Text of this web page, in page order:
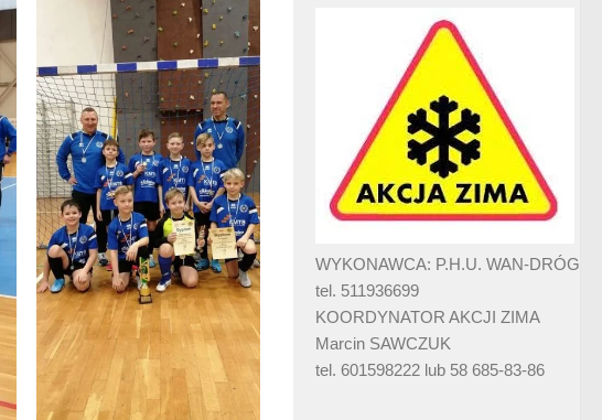
WYKONAWCA: P.H.U. WAN-DRÓG
tel. 511936699
KOORDYNATOR AKCJI ZIMA
Marcin SAWCZUK
tel. 601598222 lub 58 685-83-86